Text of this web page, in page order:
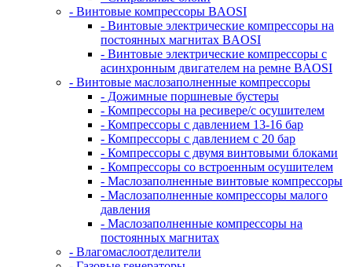
- Винтовые компрессоры BAOSI
- Винтовые электрические компрессоры на
постоянных магнитах BAOSI
- Винтовые электрические компрессоры с
асинхронным двигателем на ремне BAOSI
- Винтовые маслозаполненные компрессоры
- Дожимные поршневые бустеры
- Компрессоры на ресивере/с осушителем
- Компрессоры с давлением 13-16 бар
- Компрессоры с давлением с 20 бар
- Компрессоры с двумя винтовыми блоками
- Компрессоры со встроенным осушителем
- Маслозаполненные винтовые компрессоры
- Маслозаполненные компрессоры малого
давления
- Маслозаполненные компрессоры на
постоянных магнитах
- Влагомаслоотделители